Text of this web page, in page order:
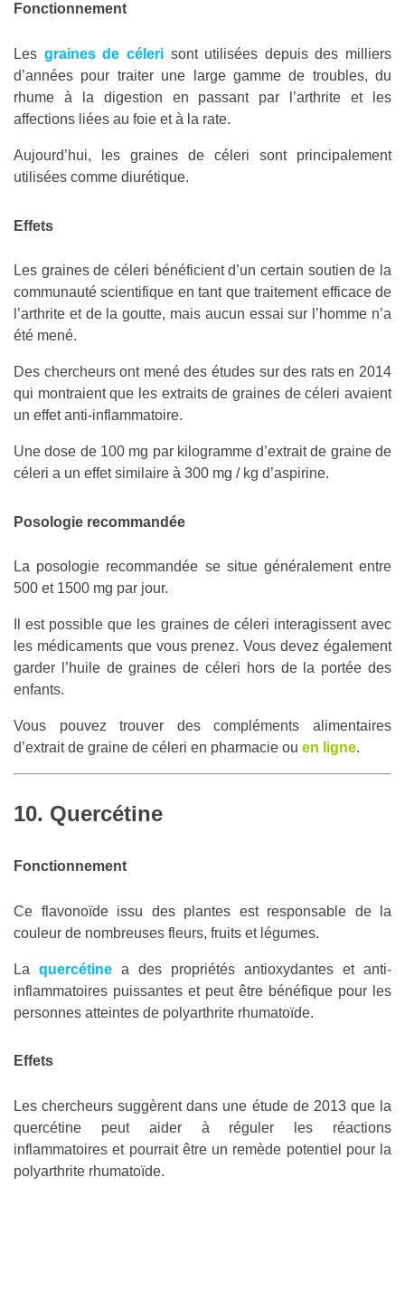
Fonctionnement
Les graines de célerisont utilisées depuis des milliers
d’années pour traiter une large gamme de troubles, du
rhume à la digestion en passant par l’arthrite et les
affections liées au foie et à la rate.
Aujourd’hui, les graines de céleri sont principalement
utilisées comme diurétique.
Effets
Les graines de céleri bénéficient d’un certain soutien de la
communauté scientifique en tant que traitement efficace de
l’arthrite et de la goutte, mais aucun essai sur l’homme n’a
été mené.
Des chercheurs ont mené des études sur des rats en 2014
qui montraient que les extraits de graines de céleri avaient
un effet anti-inflammatoire.
Une dose de 100 mg par kilogramme d’extrait de graine de
céleri a un effet similaire à 300 mg / kg d’aspirine.
Posologie recommandée
La posologie recommandée se situe généralement entre
500 et 1500 mg par jour.
Il est possible que les graines de céleri interagissent avec
les médicaments que vous prenez. Vous devez également
garder l’huile de graines de céleri hors de la portée des
enfants.
Vous pouvez trouver des compléments alimentaires
d’extrait de graine de céleri en pharmacie ou en ligne.
10. Quercétine
Fonctionnement
Ce flavonoïde issu des plantes est responsable de la
couleur de nombreuses fleurs, fruits et légumes.
La quercétine a des propriétés antioxydantes et anti-
inflammatoires puissantes et peut être bénéfique pour les
personnes atteintes de polyarthrite rhumatoïde.
Effets
Les chercheurs suggèrent dans une étude de 2013 que la
quercétine peut aider à réguler les réactions
inflammatoires et pourrait être un remède potentiel pour la
polyarthrite rhumatoïde.